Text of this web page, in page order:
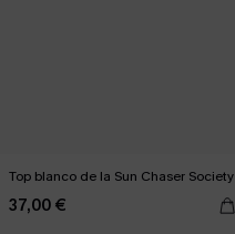
Top blanco de la Sun Chaser Society
37,00 €